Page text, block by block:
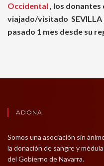
Occidental
, los donantes
viajado/visitado
pasado 1 mes desde su
ADONA
Somos una asociación sin
la donación de sangre y
del Gobierno de Navarra.